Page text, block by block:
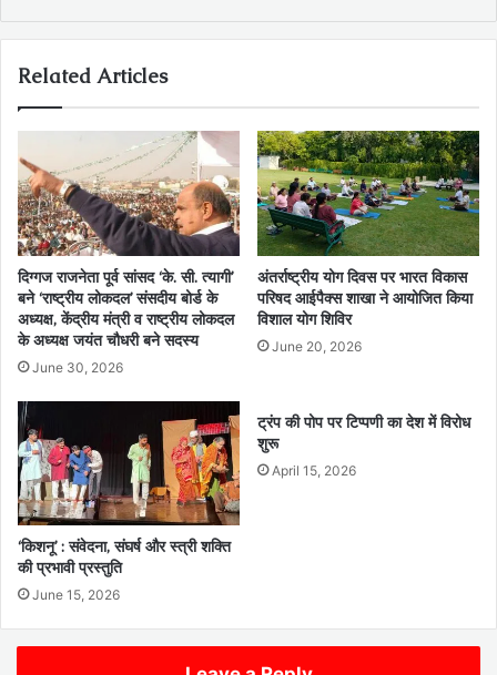
Related Articles
दिग्गज राजनेता पूर्व सांसद ‘के. सी. त्यागी’
बने ‘राष्ट्रीय लोकदल’ संसदीय बोर्ड के
अध्यक्ष, केंद्रीय मंत्री व राष्ट्रीय लोकदल
के अध्यक्ष जयंत चौधरी बने सदस्य
June 30, 2026
अंतर्राष्ट्रीय योग दिवस पर भारत विकास
परिषद आईपैक्स शाखा ने आयोजित किया
विशाल योग शिविर
June 20, 2026
‘किशनू’ : संवेदना, संघर्ष और स्त्री शक्ति
की प्रभावी प्रस्तुति
June 15, 2026
ट्रंप की पोप पर टिप्पणी का देश में विरोध
शुरू
April 15, 2026